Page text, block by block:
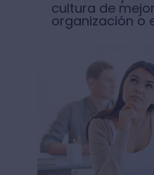
cultura de
organización o